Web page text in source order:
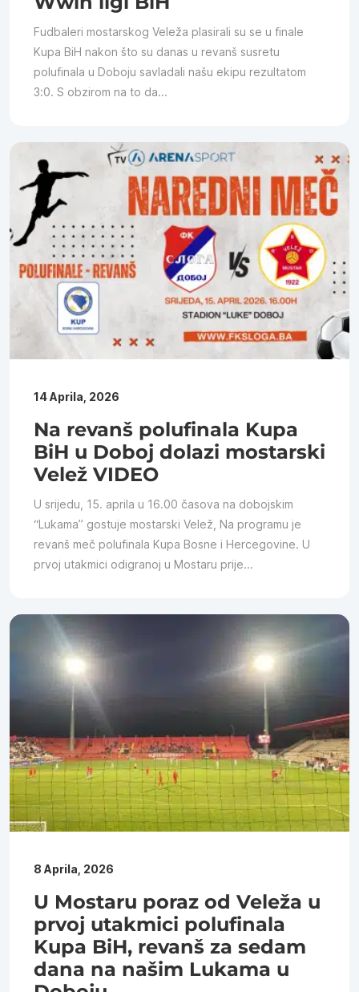
Fudbaleri mostarskog Veleža plasirali su se u finale
Kupa BiH nakon što su danas u revanš susretu
polufinala u Doboju savladali našu ekipu rezultatom
3:0. S obzirom na to da...
14 Aprila, 2026
Na revanš polufinala Kupa
BiH u Doboj dolazi mostarski
Velež VIDEO
U srijedu, 15. aprila u 16.00 časova na dobojskim
“Lukama” gostuje mostarski Velež, Na programu je
revanš meč polufinala Kupa Bosne i Hercegovine. U
prvoj utakmici odigranoj u Mostaru prije...
8 Aprila, 2026
U Mostaru poraz od Veleža u
prvoj utakmici polufinala
Kupa BiH, revanš za sedam
dana na našim Lukama u